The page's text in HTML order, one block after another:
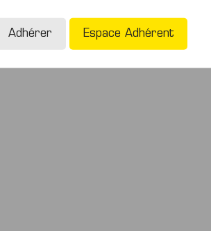
Adhérer Espace Adhérent